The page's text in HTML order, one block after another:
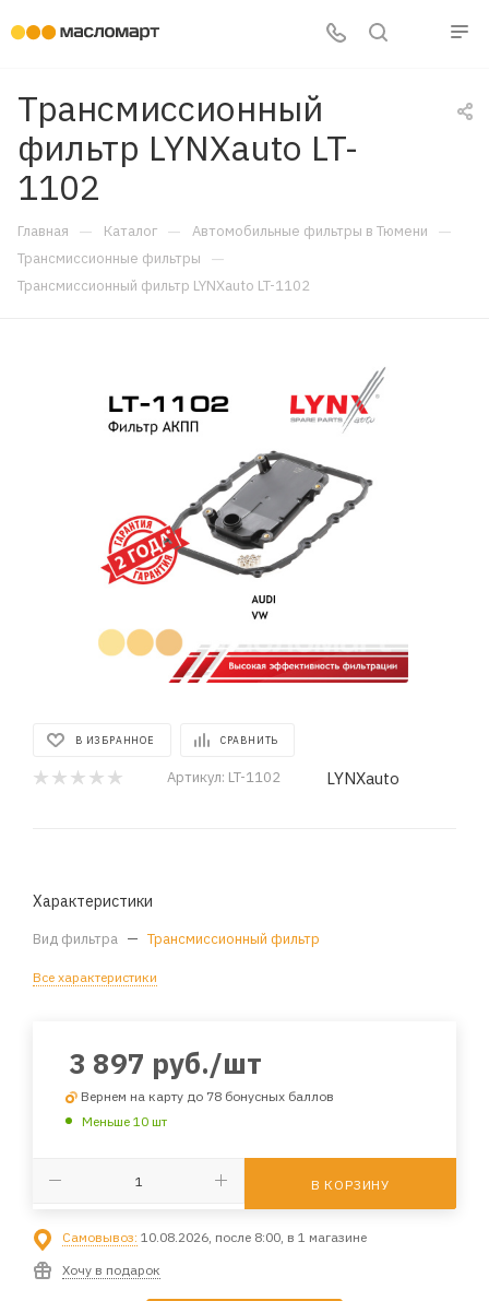
Трансмиссионный
фильтр LYNXauto LT-
1102
Главная — Каталог — Автомобильные фильтры в Тюмени —
Трансмиссионные фильтры —
Трансмиссионный фильтр LYNXauto LT-1102
В ИЗБРАННОЕ СРАВНИТЬ
Артикул: LT-1102 LYNXauto
Характеристики
Вид фильтра — Трансмиссионный фильтр
Все характеристики
3 897 руб./шт
Вернем на карту до 78 бонусных баллов
Меньше 10 шт
В КОРЗИНУ
Самовывоз: 10.08.2026, после 8:00, в 1 магазине
Хочу в подарок